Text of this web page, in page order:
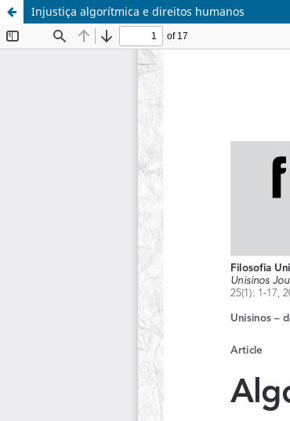
Injustiça algorítmica e direitos humanos